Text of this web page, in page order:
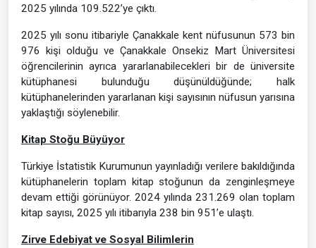
2025 yılında 109.522’ye çıktı.
2025 yılı sonu itibariyle Çanakkale kent nüfusunun 573 bin
976 kişi olduğu ve Çanakkale Onsekiz Mart Üniversitesi
öğrencilerinin ayrıca yararlanabilecekleri bir de üniversite
kütüphanesi bulunduğu düşünüldüğünde; halk
kütüphanelerinden yararlanan kişi sayısının nüfusun yarısına
yaklaştığı söylenebilir.
Kitap Stoğu Büyüyor
Türkiye İstatistik Kurumunun yayınladığı verilere bakıldığında
kütüphanelerin toplam kitap stoğunun da zenginleşmeye
devam ettiği görünüyor. 2024 yılında 231.269 olan toplam
kitap sayısı, 2025 yılı itibarıyla 238 bin 951’e ulaştı.
Zirve Edebiyat ve Sosyal Bilimlerin